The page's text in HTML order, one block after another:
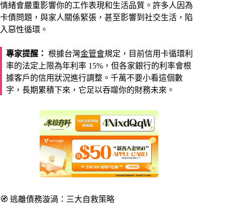
情緒會嚴重影響你的工作表現和生活品質。許多人因為
卡債問題，與家人關係緊張，甚至影響到社交生活，陷
入惡性循環。
專家提醒： 根據台灣金管會規定，目前信用卡循環利
率的法定上限為年利率 15%，但各家銀行的利率會根
據客戶的信用狀況進行調整。千萬不要小看這個數
字，長期累積下來，它足以吞噬你的財務未來。
🧭 逃離債務漩渦：三大自救策略